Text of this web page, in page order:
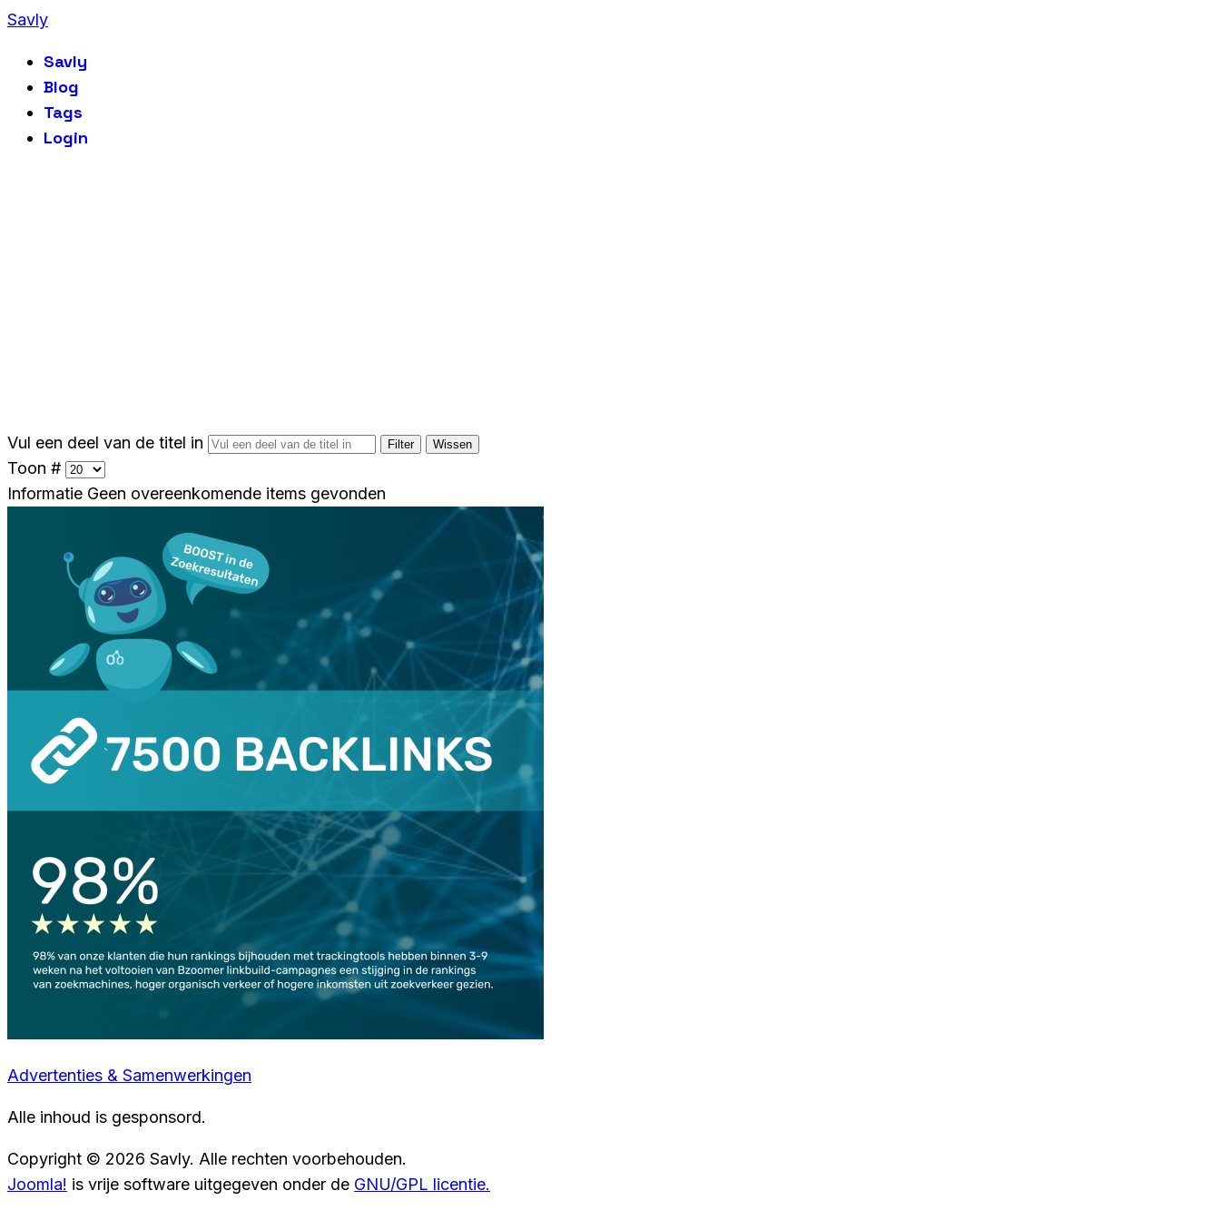
Savly
Savly
Blog
Tags
Login
Vul een deel van de titel in Filter Wissen
Toon #
Informatie Geen overeenkomende items gevonden
Advertenties & Samenwerkingen
Alle inhoud is gesponsord.
Copyright © 2026 Savly. Alle rechten voorbehouden.
Joomla! is vrije software uitgegeven onder de GNU/GPL licentie.